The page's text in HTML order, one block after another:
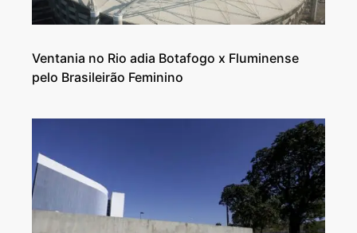
Ventania no Rio adia Botafogo x Fluminense
pelo Brasileirão Feminino